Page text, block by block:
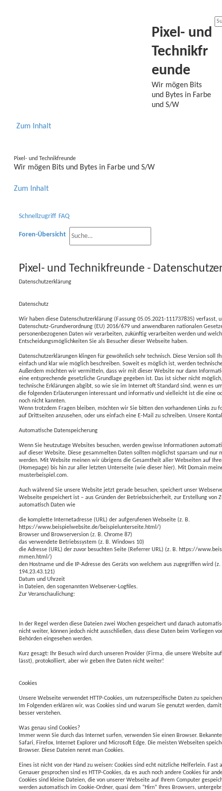
Pixel- und
Technikfr
eunde
Wir mögen Bits
und Bytes in Farbe
und S/W
Zum Inhalt
Pixel- und Technikfreunde
Wir mögen Bits und Bytes in Farbe und S/W
Zum Inhalt
Schnellzugriff FAQ
Foren-Übersicht
w
t
e
r
t
e
S
h
e
Pixel- und Technikfreunde -
Datenschutzerklärung
Datenschutz
Wir haben diese Datenschutzerklärung (Fassung 05.05.2021-111737835) verfasst,
Datenschutz-Grundverordnung (EU) 2016/679 und anwendbaren nationalen
personenbezogenen Daten wir verarbeiten, zukünftig verarbeiten werden und
Entscheidungsmöglichkeiten Sie als Besucher dieser Webseite haben.
Datenschutzerklärungen klingen für gewöhnlich sehr technisch. Diese Version soll
einfach und klar wie möglich beschreiben. Soweit es möglich ist, werden
Außerdem möchten wir vermitteln, dass wir mit dieser Website nur dann
eine entsprechende gesetzliche Grundlage gegeben ist. Das ist sicher nicht
technische Erklärungen abgibt, so wie sie im Internet oft Standard sind, wenn es
die folgenden Erläuterungen interessant und informativ und vielleicht ist die eine
noch nicht kannten.
Wenn trotzdem Fragen bleiben, möchten wir Sie bitten den vorhandenen Links zu
auf Drittseiten anzusehen, oder uns einfach eine E-Mail zu schreiben. Unsere
Automatische Datenspeicherung
Wenn Sie heutzutage Websites besuchen, werden gewisse Informationen
auf dieser Website. Diese gesammelten Daten sollten möglichst sparsam und nur
werden. Mit Website meinen wir übrigens die Gesamtheit aller Webseiten auf
(Homepage) bis hin zur aller letzten Unterseite (wie dieser hier). Mit Domain
musterbeispiel.com.
Auch während Sie unsere Website jetzt gerade besuchen, speichert unser
Webseite gespeichert ist – aus Gründen der Betriebssicherheit, zur Erstellung von
automatisch Daten wie
die komplette Internetadresse (URL) der aufgerufenen Webseite (z. B.
https://www.beispielwebsite.de/beispielunterseite.html/)
Browser und Browserversion (z. B. Chrome 87)
das verwendete Betriebssystem (z. B. Windows 10)
die Adresse (URL) der zuvor besuchten Seite (Referrer URL) (z. B. https://
mmen.html/)
den Hostname und die IP-Adresse des Geräts von welchem aus zugegriffen wird (z.
194.23.43.121)
Datum und Uhrzeit
in Dateien, den sogenannten Webserver-Logfiles.
Zur Veranschaulichung:
In der Regel werden diese Dateien zwei Wochen gespeichert und danach
nicht weiter, können jedoch nicht ausschließen, dass diese Daten beim Vorliegen
Behörden eingesehen werden.
Kurz gesagt: Ihr Besuch wird durch unseren Provider (Firma, die unsere Website
lässt), protokolliert, aber wir geben Ihre Daten nicht weiter!
Cookies
Unsere Webseite verwendet HTTP-Cookies, um nutzerspezifische Daten zu
Im Folgenden erklären wir, was Cookies sind und warum Sie genutzt werden,
besser verstehen.
Was genau sind Cookies?
Immer wenn Sie durch das Internet surfen, verwenden Sie einen Browser.
Safari, Firefox, Internet Explorer und Microsoft Edge. Die meisten Webseiten
Browser. Diese Dateien nennt man Cookies.
Eines ist nicht von der Hand zu weisen: Cookies sind echt nützliche Helferlein. Fast
Genauer gesprochen sind es HTTP-Cookies, da es auch noch andere Cookies für
Cookies sind kleine Dateien, die von unserer Webseite auf Ihrem Computer
werden automatisch im Cookie-Ordner, quasi dem “Hirn” Ihres Browsers,